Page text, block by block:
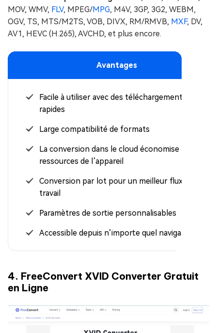
MOV, WMV, FLV, MPEG/MPG, M4V, 3GP, 3G2, WEBM,
OGV, TS, MTS/M2TS, VOB, DIVX, RM/RMVB, MXF, DV,
AV1, HEVC (H.265), AVCHD, et plus encore.
Avantages
Facile à utiliser avec des téléchargements
rapides
Large compatibilité de formats
La conversion dans le cloud économise les
ressources de l’appareil
Conversion par lot pour un meilleur flux de
travail
Paramètres de sortie personnalisables
Accessible depuis n’importe quel navigateur
4. FreeConvert XVID Converter Gratuit
en Ligne